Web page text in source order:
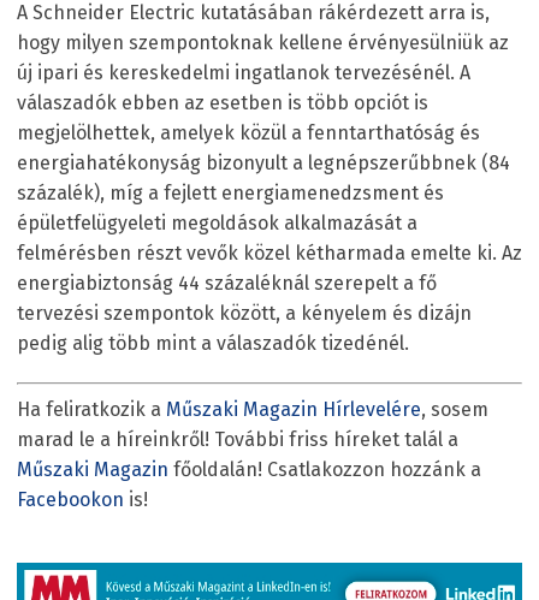
A Schneider Electric kutatásában rákérdezett arra is,
hogy milyen szempontoknak kellene érvényesülniük az
új ipari és kereskedelmi ingatlanok tervezésénél. A
válaszadók ebben az esetben is több opciót is
megjelölhettek, amelyek közül a fenntarthatóság és
energiahatékonyság bizonyult a legnépszerűbbnek (84
százalék), míg a fejlett energiamenedzsment és
épületfelügyeleti megoldások alkalmazását a
felmérésben részt vevők közel kétharmada emelte ki. Az
energiabiztonság 44 százaléknál szerepelt a fő
tervezési szempontok között, a kényelem és dizájn
pedig alig több mint a válaszadók tizedénél.
Ha feliratkozik a Műszaki Magazin Hírlevelére, sosem
marad le a híreinkről! További friss híreket talál a
Műszaki Magazin főoldalán! Csatlakozzon hozzánk a
Facebookon is!